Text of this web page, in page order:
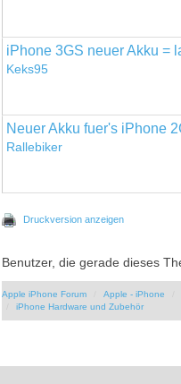
iPhone 3GS neuer Akku =
Keks95
Neuer Akku fuer's iPhone
Rallebiker
Druckversion anzeigen
Benutzer, die gerade dieses
Apple iPhone Forum Apple - iPhone
iPhone Hardware und Zubehör